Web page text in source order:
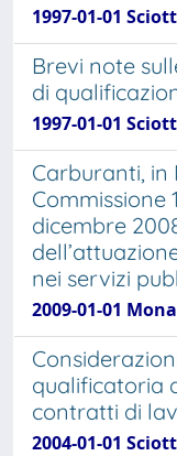
1997-01-01
Brevi note
di
1997-01-01
Carburanti, in
Commissione
dicembre
nei servizi
2009-01-01
qualificatoria
contratti di
2004-01-01